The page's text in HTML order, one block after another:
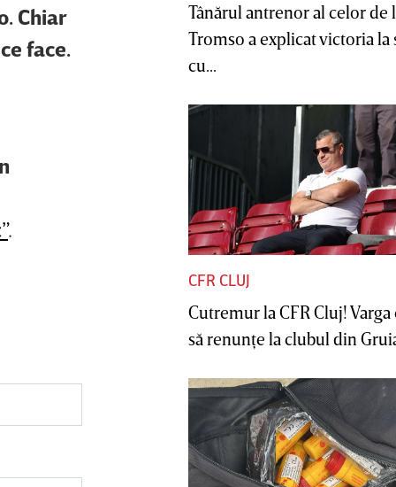
Chiar
face.
.
Tânărul antrenor al celor de
Tromso a explicat victoria la
cu...
CFR CLUJ
Cutremur la CFR Cluj! Varga
să renunţe la clubul din